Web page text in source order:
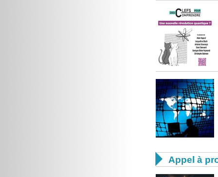
 Appel à